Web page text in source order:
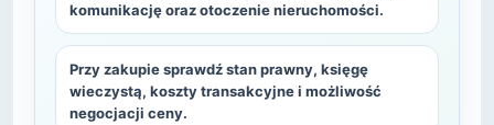
komunikację oraz otoczenie nieruchomości.
Przy zakupie sprawdź stan prawny, księgę
wieczystą, koszty transakcyjne i możliwość
negocjacji ceny.